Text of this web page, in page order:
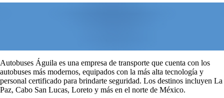
Autobuses Águila es una empresa de transporte que cuenta con los
autobuses más modernos, equipados con la más alta tecnología y
personal certificado para brindarte seguridad. Los destinos incluyen La
Paz, Cabo San Lucas, Loreto y más en el norte de México.